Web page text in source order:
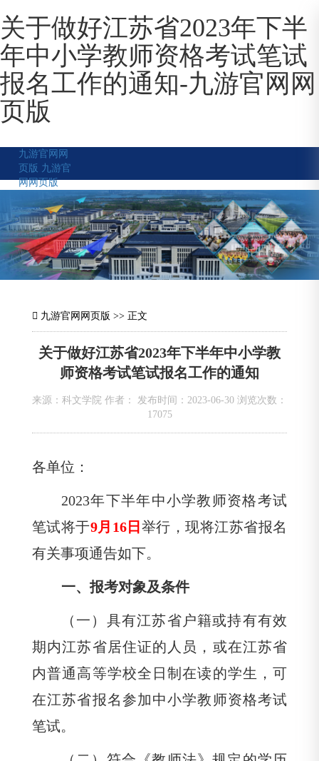
关于做好江苏省2023年下半
年中小学教师资格考试笔试
报名工作的通知-九游官网网
页版
九游官网网
页版 九游官
网网页版
九游官网网页版 >> 正文
关于做好江苏省2023年下半年中小学教
师资格考试笔试报名工作的通知
来源：科文学院 作者： 发布时间：2023-06-30 浏览次数：
17075
各单位：
2023年下半年中小学教师资格考试
笔试将于9月 16日 举行，现将江苏省报名
有关事项通告如下。
一、报考对象及条件
（一）具有江苏省户籍或持有有效
期内江苏省居住证的人员，或在江苏省
内普通高等学校全日制在读的学生，可
在江苏省报名参加中小学教师资格考试
笔试。